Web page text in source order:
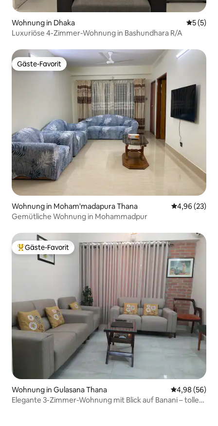
Wohnung in Dhaka
5 (5)
Luxuriöse 4-Zimmer-Wohnung in Bashundhara R/A
Gäste-Favorit
Gäste-Favorit
Wohnung in Moham'madapura Thana
4,96 (23)
Gemütliche Wohnung in Mohammadpur
Beliebter Gäste-Favorit.
Gäste-Favorit
Wohnung in Gulasana Thana
4,98 (56)
Elegante 3-Zimmer-Wohnung mit Blick auf Banani – tolle